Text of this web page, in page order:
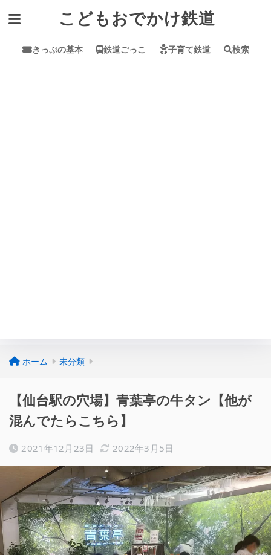
こどもおでかけ鉄道
きっぷの基本 鉄道ごっこ 子育て鉄道 検索
ホーム 未分類
【仙台駅の穴場】青葉亭の牛タン【他が
混んでたらこちら】
2021年12月23日 2022年3月5日